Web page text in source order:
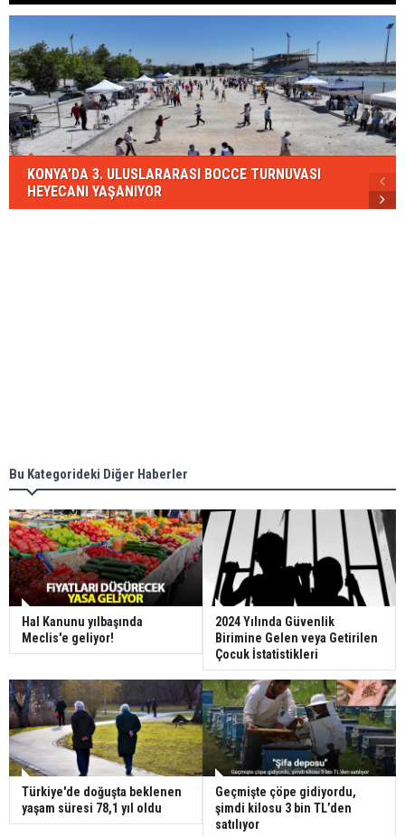
KONYA’DA 3. ULUSLARARASI BOCCE TURNUVASI
HEYECANI YAŞANIYOR
Bu Kategorideki Diğer Haberler
Hal Kanunu yılbaşında
Meclis'e geliyor!
2024 Yılında Güvenlik
Birimine Gelen veya Getirilen
Çocuk İstatistikleri
Türkiye'de doğuşta beklenen
yaşam süresi 78,1 yıl oldu
Geçmişte çöpe gidiyordu,
şimdi kilosu 3 bin TL’den
satılıyor